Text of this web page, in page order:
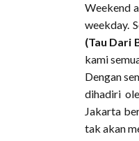
Weekend
weekday.
(Tau Dari
kami
Dengan
dihadiri
Jakarta
tak akan